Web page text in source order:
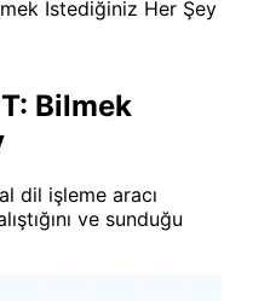
İstediğiniz Her Şey
Bilmek
dil işleme aracı
ve sunduğu